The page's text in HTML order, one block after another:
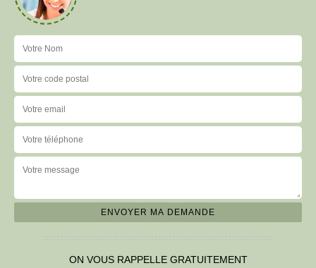
ON VOUS RAPPELLE GRATUITEMENT